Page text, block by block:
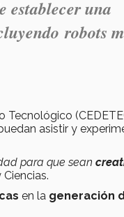
establecer una
robots
asistir y
para que sean
en la generación